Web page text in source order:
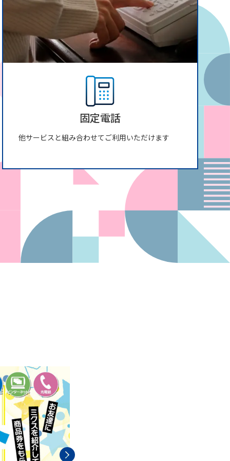
固定電話
他サービスと組み合わせてご利用いただけます